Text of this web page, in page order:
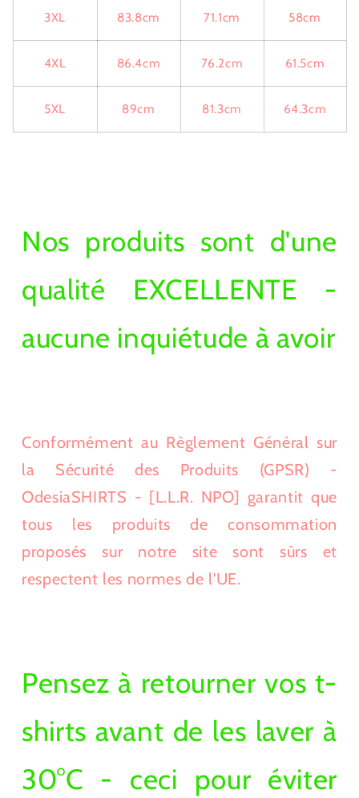
3XL 83.8cm 71.1cm 58cm
4XL 86.4cm 76.2cm 61.5cm
5XL 89cm 81.3cm 64.3cm
Nos produits sont d'une
qualité EXCELLENTE -
aucune inquiétude à avoir
Conformément au Règlement Général sur
la Sécurité des Produits (GPSR) -
OdesiaSHIRTS - [L.L.R. NPO] garantit que
tous les produits de consommation
proposés sur notre site sont sûrs et
respectent les normes de l'UE.
Pensez à retourner vos t-
shirts avant de les laver à
30°C - ceci pour éviter